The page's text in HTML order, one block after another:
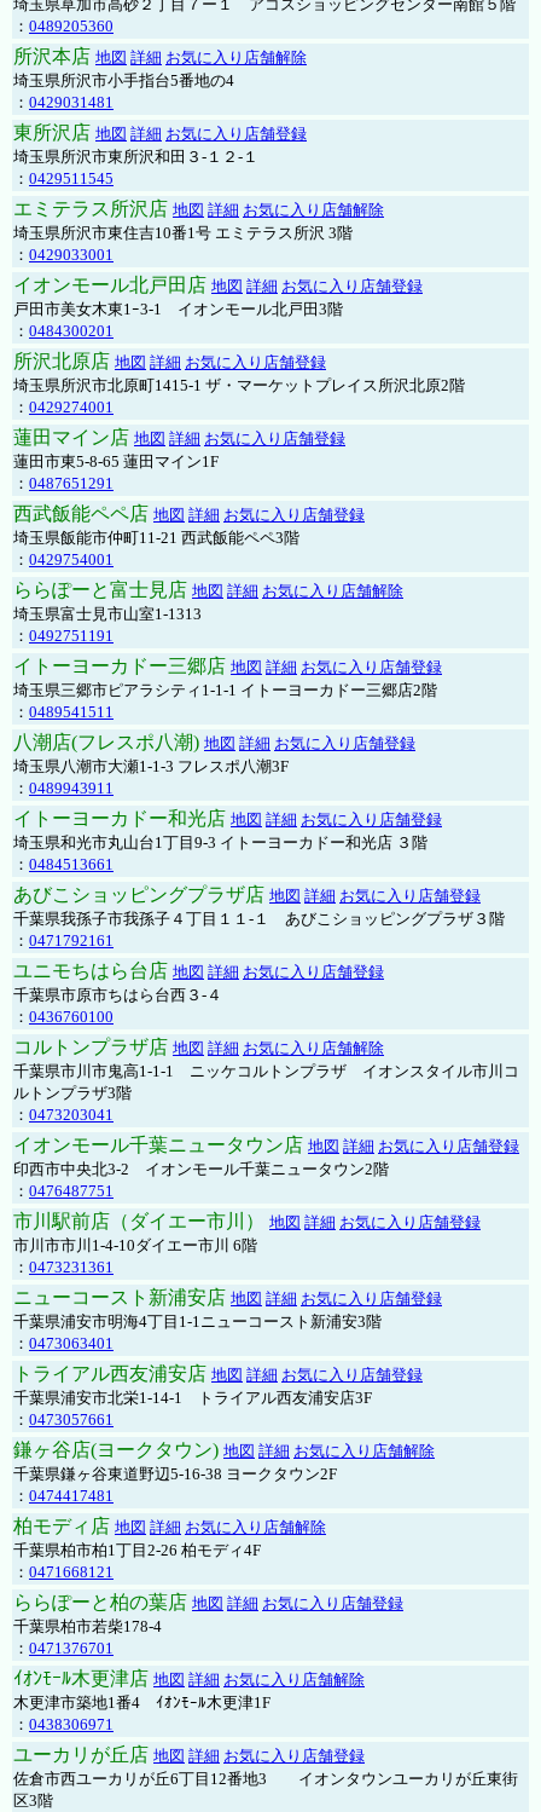
埼玉県草加市高砂２丁目７ー１ アコスショッピングセンター南館５階
： 0489205360
所沢本店 地図 詳細 お気に入り店舗解除
埼玉県所沢市小手指台5番地の4
： 0429031481
東所沢店 地図 詳細 お気に入り店舗登録
埼玉県所沢市東所沢和田３-１２-１
： 0429511545
エミテラス所沢店 地図 詳細 お気に入り店舗解除
埼玉県所沢市東住吉10番1号 エミテラス所沢 3階
： 0429033001
イオンモール北戸田店 地図 詳細 お気に入り店舗登録
戸田市美女木東1ｰ3‐1 イオンモール北戸田3階
： 0484300201
所沢北原店 地図 詳細 お気に入り店舗登録
埼玉県所沢市北原町1415-1 ザ・マーケットプレイス所沢北原2階
： 0429274001
蓮田マイン店 地図 詳細 お気に入り店舗登録
蓮田市東5-8-65 蓮田マイン1F
： 0487651291
西武飯能ペペ店 地図 詳細 お気に入り店舗登録
埼玉県飯能市仲町11-21 西武飯能ペペ3階
： 0429754001
ららぽーと富士見店 地図 詳細 お気に入り店舗解除
埼玉県富士見市山室1-1313
： 0492751191
イトーヨーカドー三郷店 地図 詳細 お気に入り店舗登録
埼玉県三郷市ピアラシティ1-1-1 イトーヨーカドー三郷店2階
： 0489541511
八潮店(フレスポ八潮) 地図 詳細 お気に入り店舗登録
埼玉県八潮市大瀬1-1-3 フレスポ八潮3F
： 0489943911
イトーヨーカドー和光店 地図 詳細 お気に入り店舗登録
埼玉県和光市丸山台1丁目9-3 イトーヨーカドー和光店 ３階
： 0484513661
あびこショッピングプラザ店 地図 詳細 お気に入り店舗登録
千葉県我孫子市我孫子４丁目１１-１ あびこショッピングプラザ３階
： 0471792161
ユニモちはら台店 地図 詳細 お気に入り店舗登録
千葉県市原市ちはら台西３-４
： 0436760100
コルトンプラザ店 地図 詳細 お気に入り店舗解除
千葉県市川市鬼高1-1-1 ニッケコルトンプラザ イオンスタイル市川コ
ルトンプラザ3階
： 0473203041
イオンモール千葉ニュータウン店 地図 詳細 お気に入り店舗登録
印西市中央北3-2 イオンモール千葉ニュータウン2階
： 0476487751
市川駅前店（ダイエー市川） 地図 詳細 お気に入り店舗登録
市川市市川1-4-10ダイエー市川 6階
： 0473231361
ニューコースト新浦安店 地図 詳細 お気に入り店舗登録
千葉県浦安市明海4丁目1-1ニューコースト新浦安3階
： 0473063401
トライアル西友浦安店 地図 詳細 お気に入り店舗登録
千葉県浦安市北栄1-14-1 トライアル西友浦安店3F
： 0473057661
鎌ヶ谷店(ヨークタウン) 地図 詳細 お気に入り店舗解除
千葉県鎌ヶ谷東道野辺5-16-38 ヨークタウン2F
： 0474417481
柏モディ店 地図 詳細 お気に入り店舗解除
千葉県柏市柏1丁目2-26 柏モディ4F
： 0471668121
ららぽーと柏の葉店 地図 詳細 お気に入り店舗登録
千葉県柏市若柴178-4
： 0471376701
ｲｵﾝﾓｰﾙ木更津店 地図 詳細 お気に入り店舗解除
木更津市築地1番4 ｲｵﾝﾓｰﾙ木更津1F
： 0438306971
ユーカリが丘店 地図 詳細 お気に入り店舗登録
佐倉市西ユーカリが丘6丁目12番地3 イオンタウンユーカリが丘東街
区3階